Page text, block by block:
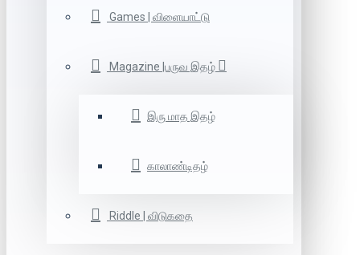
Games | விளையாட்டு
Magazine |பருவ இதழ்
இரு மாத இதழ்
காலாண்டிதழ்
Riddle | விடுகதை